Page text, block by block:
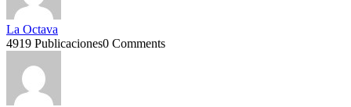
La Octava
4919 Publicaciones0 Comments